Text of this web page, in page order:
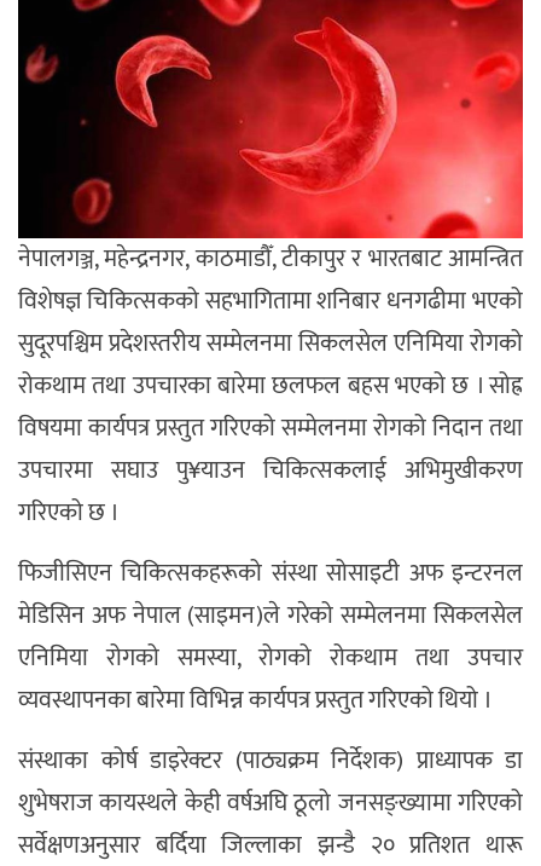
नेपालगञ्ज, महेन्द्रनगर, काठमाडौँ, टीकापुर र भारतबाट आमन्त्रित
विशेषज्ञ चिकित्सकको सहभागितामा शनिबार धनगढीमा भएको
सुदूरपश्चिम प्रदेशस्तरीय सम्मेलनमा सिकलसेल एनिमिया रोगको
रोकथाम तथा उपचारका बारेमा छलफल बहस भएको छ । सोह्र
विषयमा कार्यपत्र प्रस्तुत गरिएको सम्मेलनमा रोगको निदान तथा
उपचारमा सघाउ पु¥याउन चिकित्सकलाई अभिमुखीकरण
गरिएको छ ।
फिजीसिएन चिकित्सकहरूको संस्था सोसाइटी अफ इन्टरनल
मेडिसिन अफ नेपाल (साइमन)ले गरेको सम्मेलनमा सिकलसेल
एनिमिया रोगको समस्या, रोगको रोकथाम तथा उपचार
व्यवस्थापनका बारेमा विभिन्न कार्यपत्र प्रस्तुत गरिएको थियो ।
संस्थाका कोर्ष डाइरेक्टर (पाठ्यक्रम निर्देशक) प्राध्यापक डा
शुभेषराज कायस्थले केही वर्षअघि ठूलो जनसङ्ख्यामा गरिएको
सर्वेक्षणअनुसार बर्दिया जिल्लाका झन्डै २० प्रतिशत थारू